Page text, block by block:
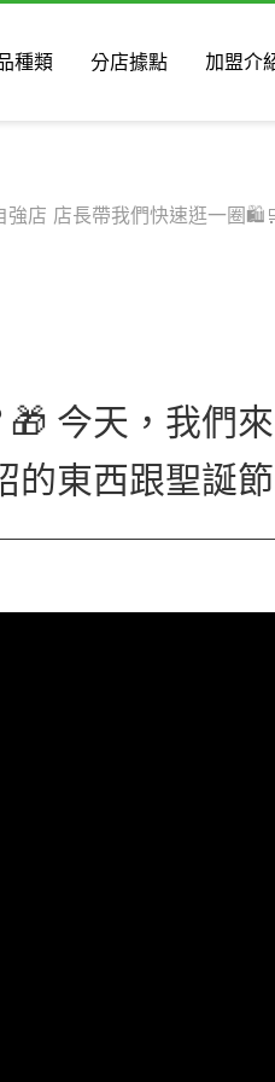
種類 分店據點 加盟介
店 店長帶我們快速逛一圈
今天，我們
東西跟聖誕